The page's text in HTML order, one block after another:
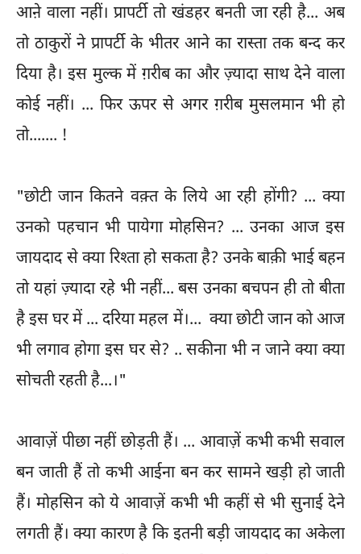
आऩे वाला नहीं। प्रापर्टी तो खंडहर बनती जा रही है... अब
तो ठाकुरों ने प्रापर्टी के भीतर आने का रास्ता तक बन्द कर
दिया है। इस मुल्क में ग़रीब का और ज़्यादा साथ देने वाला
कोई नहीं। ... फिर ऊपर से अगर ग़रीब मुसलमान भी हो
तो....... !
"छोटी जान कितने वक़्त के लिये आ रही होंगी? ... क्या
उनको पहचान भी पायेगा मोहसिन? ... उनका आज इस
जायदाद से क्या रिश्ता हो सकता है? उनके बाक़ी भाई बहन
तो यहां ज़्यादा रहे भी नहीं... बस उनका बचपन ही तो बीता
है इस घर में ... दरिया महल में।... क्या छोटी जान को आज
भी लगाव होगा इस घर से? .. सकीना भी न जाने क्या क्या
सोचती रहती है...।"
आवाज़ें पीछा नहीं छोड़ती हैं। ... आवाज़ें कभी कभी सवाल
बन जाती हैं तो कभी आईना बन कर सामने खड़ी हो जाती
हैं। मोहसिन को ये आवाज़ें कभी भी कहीं से भी सुनाई देने
लगती हैं। क्या कारण है कि इतनी बड़ी जायदाद का अकेला